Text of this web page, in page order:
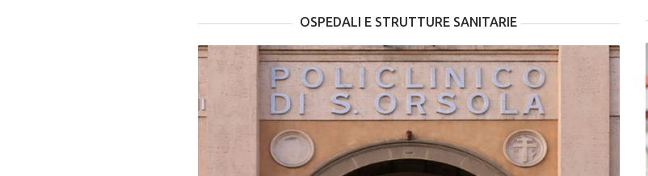
OSPEDALI E STRUTTURE SANITARIE